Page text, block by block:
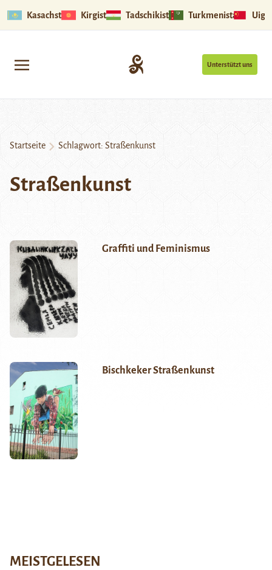
Kasachstan Kirgistan Tadschikistan Turkmenistan
Unterstützt uns
Startseite Schlagwort: Straßenkunst
Straßenkunst
Graffiti und Feminismus
Bischkeker Straßenkunst
MEISTGELESEN